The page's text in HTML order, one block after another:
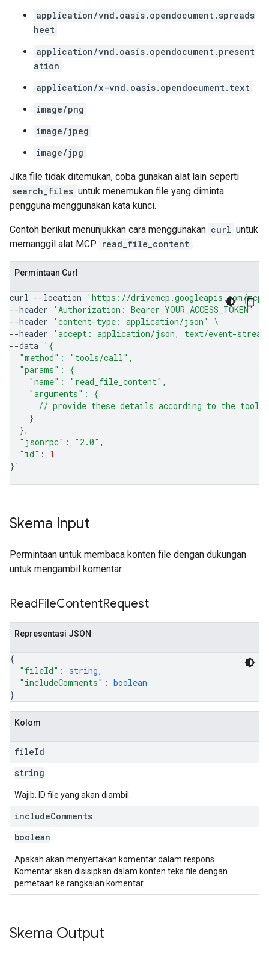
application/vnd.oasis.opendocument.spreads
heet
application/vnd.oasis.opendocument.present
ation
application/x-vnd.oasis.opendocument.text
image/png
image/jpeg
image/jpg
Jika file tidak ditemukan, coba gunakan alat lain seperti
search_files untuk menemukan file yang diminta
pengguna menggunakan kata kunci.
Contoh berikut menunjukkan cara menggunakan curl untuk
memanggil alat MCP read_file_content .
Permintaan Curl
curl --location
'https://drivemcp.googleapis.com/
--header
'Authorization: Bearer YOUR_ACCESS_TOKEN'
--header
'content-type: application/json'
\
--header
'accept: application/json, text/event-
--data '{
  "method": "tools/call",
  "params": {
    "name": "read_file_content",
    "arguments": {
      // provide these details according to the tool'
}
}
"jsonrpc" : "2.0"
"id" :
1
} '
Skema Input
Permintaan untuk membaca konten file dengan dukungan
untuk mengambil komentar.
ReadFileContentRequest
Representasi JSON
{
"fileId" : string,
"includeComments" : boolean
}
Kolom
fileId
string
Wajib. ID file yang akan diambil.
includeComments
boolean
Apakah akan menyertakan komentar dalam respons.
Komentar akan disisipkan dalam konten teks file dengan
pemetaan ke rangkaian komentar.
Skema Output